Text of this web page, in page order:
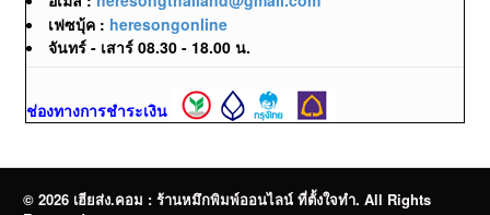
เฟซบุ้ค : heresongonline
จันทร์ - เสาร์ 08.30 - 18.00 น.
ช่องทางการชำระเงิน
© 2026 เฮียส่ง.คอม : ร้านหมึกพิมพ์ออนไลน์ ที่ตั้งใจทำ. All Rights